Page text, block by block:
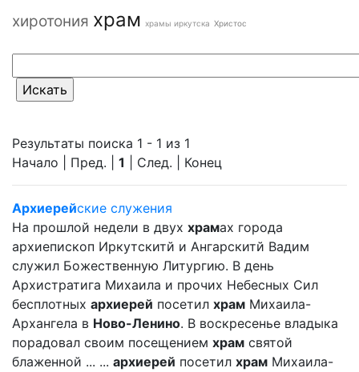
хиротония храм храмы иркутска Христос
Результаты поиска 1 - 1 из 1
Начало | Пред. | 1 | След. | Конец
Архиерейские служения
На прошлой недели в двух храмах города
архиепископ Иркутскитй и Ангарскитй Вадим
служил Божественную Литургию. В день
Архистратига Михаила и прочих Небесных Сил
бесплотных архиерей посетил храм Михаила-
Архангела в Ново-Ленино. В воскресенье владыка
порадовал своим посещением храм святой
блаженной ... ... архиерей посетил храм Михаила-